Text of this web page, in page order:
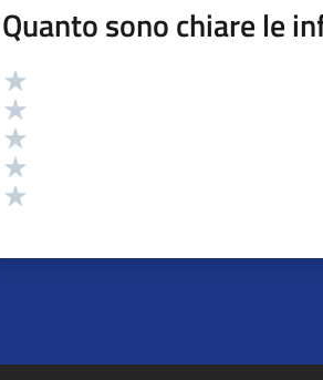
Quanto sono chiare le
Valutazione